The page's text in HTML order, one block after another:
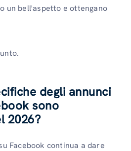
un bell'aspetto e ottengano
degli annunci
sono
2026?
Facebook continua a dare